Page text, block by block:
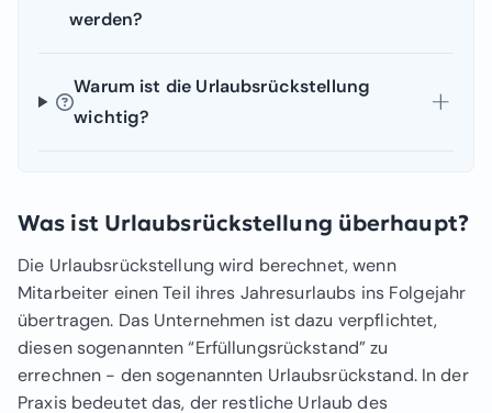
werden?
Warum ist die Urlaubsrückstellung
wichtig?
Was ist Urlaubsrückstellung überhaupt?
Die Urlaubsrückstellung wird berechnet, wenn
Mitarbeiter einen Teil ihres Jahresurlaubs ins Folgejahr
übertragen. Das Unternehmen ist dazu verpflichtet,
diesen sogenannten “Erfüllungsrückstand” zu
errechnen - den sogenannten Urlaubsrückstand. In der
Praxis bedeutet das, der restliche Urlaub des